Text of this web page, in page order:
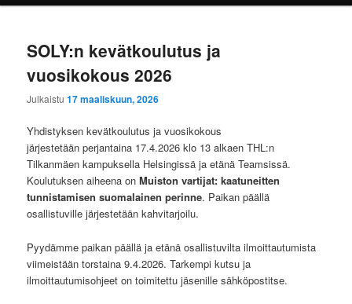
SOLY:n kevätkoulutus ja
vuosikokous 2026
Julkaistu17 maaliskuun, 2026
Yhdistyksen kevätkoulutus ja vuosikokous
järjestetään perjantaina 17.4.2026 klo 13 alkaen THL:n
Tilkanmäen kampuksella Helsingissä ja etänä Teamsissä.
Koulutuksen aiheena onMuiston vartijat: kaatuneitten
tunnistamisen suomalainen perinne. Paikan päällä
osallistuville järjestetään kahvitarjoilu.
Pyydämme paikan päällä ja etänä osallistuvilta ilmoittautumista
viimeistään torstaina 9.4.2026. Tarkempi kutsu ja
ilmoittautumisohjeet on toimitettu jäsenille sähköpostitse.